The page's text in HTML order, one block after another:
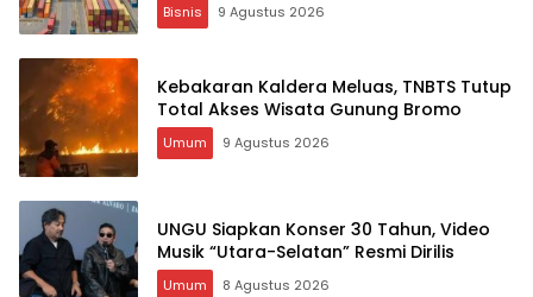
Bisnis 9 Agustus 2026
Kebakaran Kaldera Meluas, TNBTS Tutup
Total Akses Wisata Gunung Bromo
Umum 9 Agustus 2026
UNGU Siapkan Konser 30 Tahun, Video
Musik “Utara-Selatan” Resmi Dirilis
Umum 8 Agustus 2026